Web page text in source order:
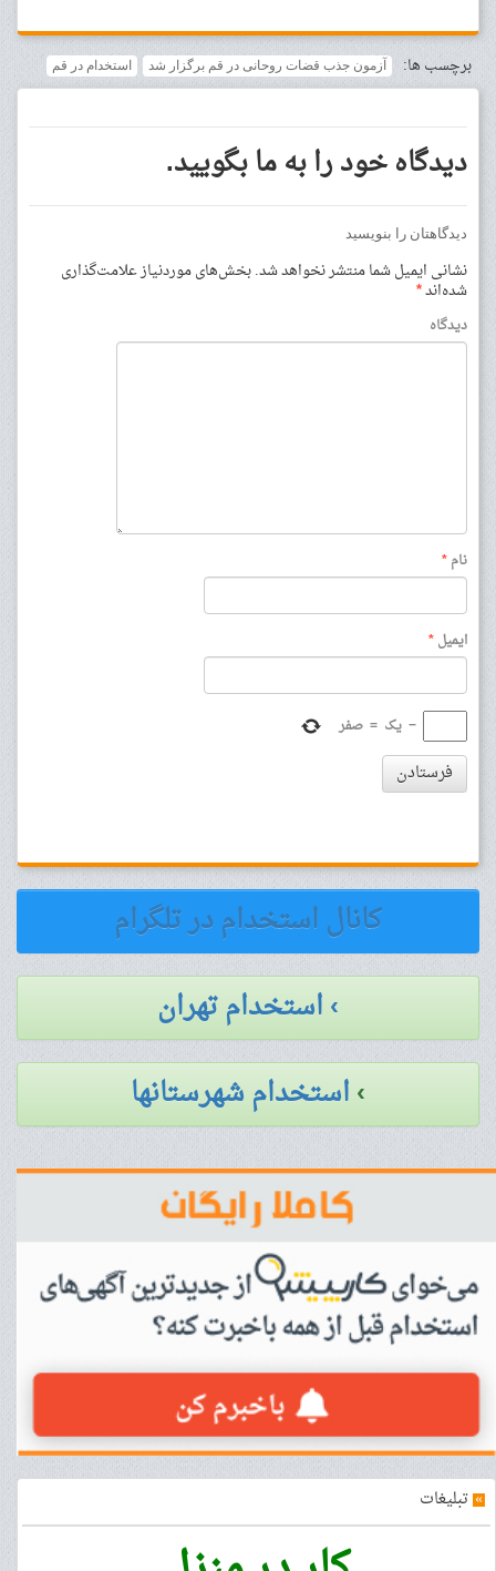
برچسب ها: آزمون جذب قضات روحانی در قم برگزار شد استخدام در قم
دیدگاه خود را به ما بگویید.
دیدگاهتان را بنویسید
نشانی ایمیل شما منتشر نخواهد شد.بخش‌های موردنیاز علامت‌گذاری
شده‌اند*
دیدگاه
نام*
ایمیل*
− یک = صفر
فرستادن
کانال استخدام در تلگرام
› استخدام تهران
›استخدام شهرستانها
» تبلیغات